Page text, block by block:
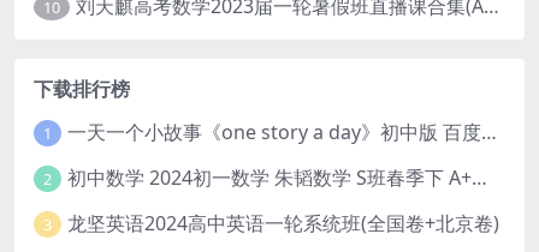
10 刘天麒高考数学2023届一轮暑假班直播课合集(A和A+)
下载排行榜
1 一天一个小故事《one story a day》初中版 百度网盘分享下载
2 初中数学 2024初一数学 朱韬数学 S班春季下 A+班春季下 百度云网盘
3 龙坚英语2024高中英语一轮系统班(全国卷+北京卷)